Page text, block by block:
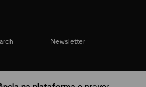
Newsletter